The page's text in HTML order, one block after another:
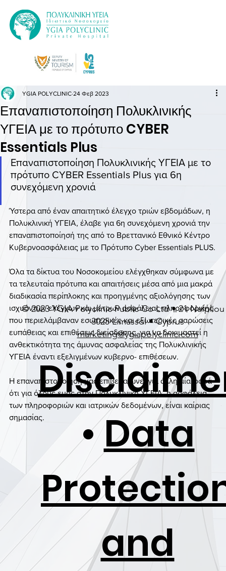
Επαναπιστοποίηση Πολυκλινικής
ΥΓΕΙΑ με το πρότυπο CYBER
Essentials Plus
YGIA POLYCLINIC 24 Φεβ 2023
Επαναπιστοποίηση Πολυκλινικής ΥΓΕΙΑ με το
πρότυπο CYBER Essentials Plus για 6η
συνεχόμενη χρονιά
Ύστερα από έναν απαιτητικό έλεγχο τριών εβδομάδων, η
Πολυκλινική ΥΓΕΙΑ, έλαβε για 6η συνεχόμενη χρονιά την
επαναπιστοποίησή της από το Βρεττανικό Εθνικό Κέντρο
Κυβερνοασφάλειας με το Πρότυπο Cyber Essentials PLUS.
Όλα τα δίκτυα του Νοσοκομείου ελέγχθηκαν σύμφωνα με
τα τελευταία πρότυπα και απαιτήσεις μέσα από μια μακρά
διαδικασία περίπλοκης και προηγμένης αξιολόγησης των
ισχυόντων ελέγχων και μέτρων ασφάλειας πληροφορικής
που περιελάμβαναν εσωτερικές και εξωτερικές σαρώσεις
ευπάθειας και επιθέσεις διείσδυσης, για να δοκιμαστεί η
ανθεκτικότητα της άμυνας ασφαλείας της Πολυκλινικής
ΥΓΕΙΑ έναντι εξελιγμένων κυβερνο- επιθέσεων.
Η επαναπιστοποίησή μας επιβεβαιώνει για άλλη μία φορά
ότι για όλους εμάς στην Πολυκλινική ΥΓΕΙΑ, η ασφάλεια
των πληροφοριών και ιατρικών δεδομένων, είναι καίριας
σημασίας.
© 2023 YGIA Polyclinic Public Co Ltd • 21
3025 Limassol • Cyprus
marketing@ygiapolyclinic.com
•Data
and